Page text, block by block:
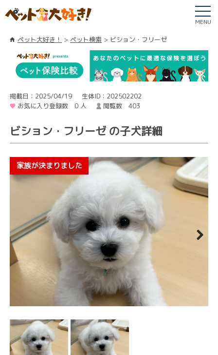
MENU
ペット大好き！ ペット検索 ビション・フリーゼ
掲載日：2025/04/19
生体ID：202502202
お気に入り登録数 0 人
閲覧数 403
ビション・フリーゼ の子犬詳細